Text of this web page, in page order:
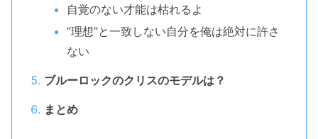
自覚のない才能は枯れるよ
”理想”と一致しない自分を俺は絶対に許さ
ない
ブルーロックのクリスのモデルは？
まとめ